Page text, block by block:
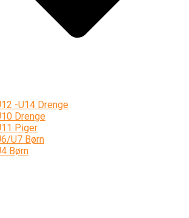
-U14 Drenge
Drenge
Piger
U7 Børn
Børn